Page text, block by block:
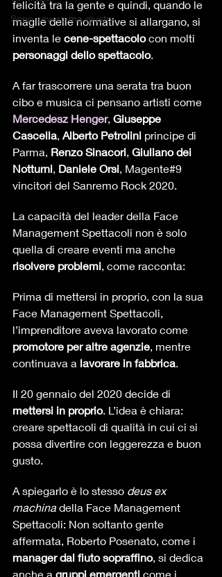
Sono severo ma giusto
felicità tra la gente e quindi, quando le
maglie delle normative si allargano, si
inventa le cene-spettacolo con molti
personaggi dello spettacolo.
A far trascorrere una serata tra buon
cibo e musica ci pensano artisti come
Mercedesz Henger, Giuseppe
Cascella, Alberto Petrolini principe di
Parma, Renzo Sinacori, Giuliano dei
Notturni, Daniele Orsi, Magente#9
vincitori del Sanremo Rock 2020.
La capacità del leader della Face
Management Spettacoli non è solo
quella di creare eventi ma anche
risolvere problemi, come racconta:
Prima di mettersi in proprio, con la sua
Face Management Spettacoli,
l’imprenditore aveva lavorato come
promotore per altre agenzie, mentre
continuava a lavorare in fabbrica.
Il 20 gennaio del 2020 decide di
mettersi in proprio. L’idea è chiara:
creare spettacoli di qualità in cui ci si
possa divertire con leggerezza e buon
gusto.
A spiegarlo è lo stesso deus ex
machina della Face Management
Spettacoli: Non soltanto gente
affermata, Roberto Posenato, come i
manager dal fiuto sopraffino, si dedica
anche a gruppi emergenti come i